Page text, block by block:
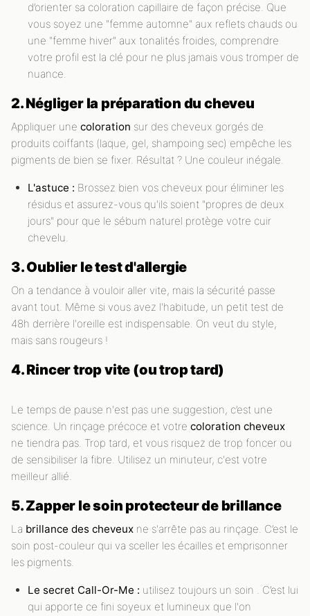
d’orienter sa coloration capillaire de façon précise. Que
vous soyez une "femme automne" aux reflets chauds ou
une "femme hiver" aux tonalités froides, comprendre
votre profil est la clé pour ne plus jamais vous tromper de
nuance.
2. Négliger la préparation du cheveu
Appliquer une coloration sur des cheveux gorgés de
produits coiffants (laque, gel, shampoing sec) empêche les
pigments de bien se fixer. Résultat ? Une couleur inégale.
L'astuce : Brossez bien vos cheveux pour éliminer les
résidus et assurez-vous qu'ils soient "propres de deux
jours" pour que le sébum naturel protège votre cuir
chevelu.
3. Oublier le test d'allergie
On a tendance à vouloir aller vite, mais la sécurité passe
avant tout. Même si vous avez l'habitude, un petit test de
48h derrière l'oreille est indispensable. On veut du style,
mais sans rougeurs !
4. Rincer trop vite (ou trop tard)
Le temps de pause n'est pas une suggestion, c’est une
science. Un rinçage précoce et votre coloration cheveux
ne tiendra pas. Trop tard, et vous risquez de trop foncer ou
de sensibiliser la fibre. Utilisez un minuteur, c'est votre
meilleur allié.
5. Zapper le soin protecteur de brillance
La brillance des cheveux ne s'arrête pas au rinçage. C’est le
soin post-couleur qui va sceller les écailles et emprisonner
les pigments.
Le secret Call-Or-Me : utilisez toujours un soin . C’est lui
qui apporte ce fini soyeux et lumineux que l'on